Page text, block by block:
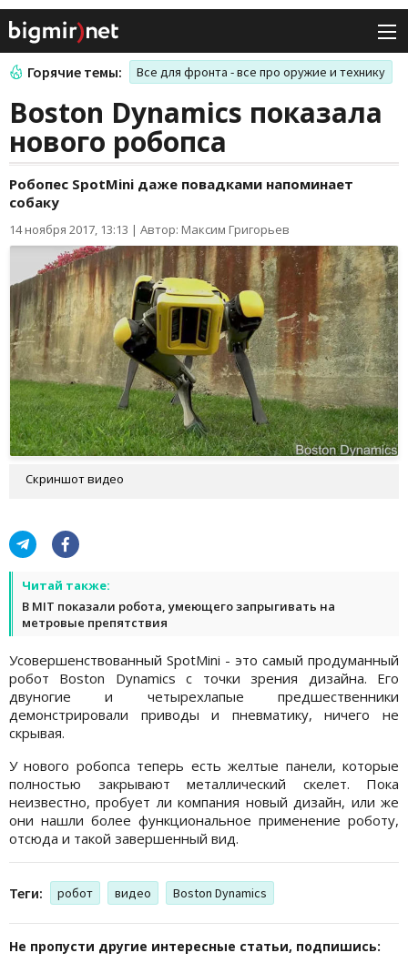
Горячие темы: Все для фронта - все про оружие и технику
Boston Dynamics показала
нового робопса
Робопес SpotMini даже повадками напоминает
собаку
14 ноября 2017, 13:13 | Автор: Максим Григорьев
Скриншот видео
Читай также:
В MIT показали робота, умеющего запрыгивать на
метровые препятствия
Усовершенствованный SpotMini - это самый продуманный
робот Boston Dynamics с точки зрения дизайна. Его
двуногие и четырехлапые предшественники
демонстрировали приводы и пневматику, ничего не
скрывая.
У нового робопса теперь есть желтые панели, которые
полностью закрывают металлический скелет. Пока
неизвестно, пробует ли компания новый дизайн, или же
они нашли более функциональное применение роботу,
отсюда и такой завершенный вид.
Теги: робот видео Boston Dynamics
Не пропусти другие интересные статьи, подпишись: